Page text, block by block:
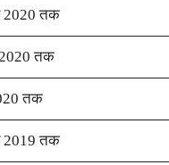
2020 तक
तक
तक
2019 तक